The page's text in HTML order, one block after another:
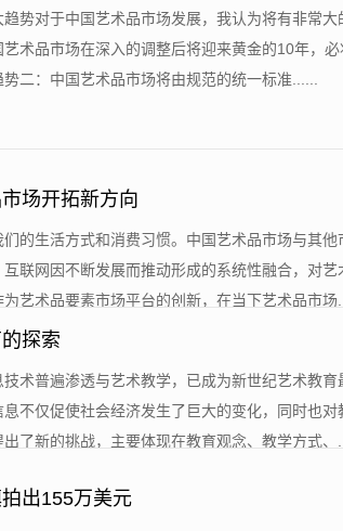
势对于中国艺术品市场发展，我认为将有非常大
术品市场在深入的调整后将迎来黄金的10年，
二：中国艺术品市场将由规范的统一标准......
场开拓新方向
的生活方式和消费习惯。中国艺术品市场与其他
联网因不断发展而推动形成的系统性融合，对艺
艺术品要素市场平台的创新，在当下艺术品市场
探索
术普遍渗透与艺术教学，已成为新世纪艺术教育
不仅促使社会经济发生了巨大的变化，同时也对
了新的挑战，主要体现在教育观念、教学方式、
出155万美元